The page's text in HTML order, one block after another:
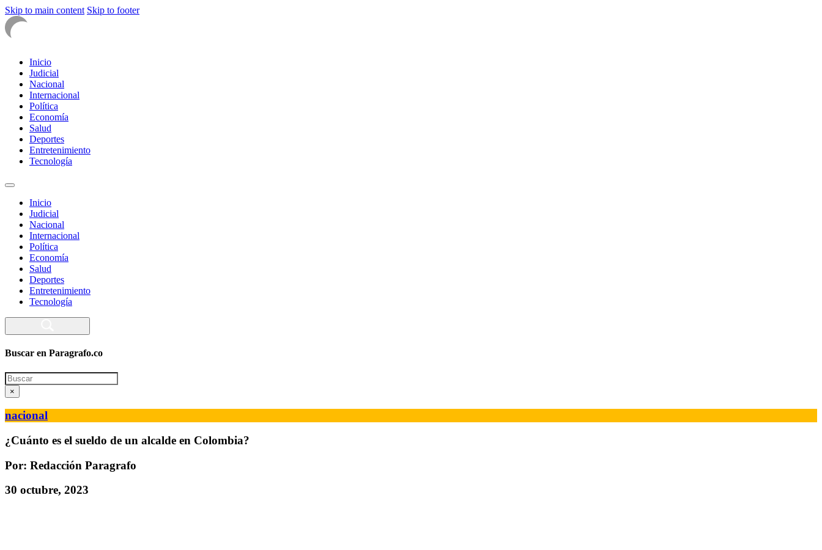
Skip to main content Skip to footer
Inicio
Judicial
Nacional
Internacional
Política
Economía
Salud
Deportes
Entretenimiento
Tecnología
Inicio
Judicial
Nacional
Internacional
Política
Economía
Salud
Deportes
Entretenimiento
Tecnología
Buscar en Paragrafo.co
Search
×
nacional
¿Cuánto es el sueldo de un alcalde en Colombia?
Por: Redacción Paragrafo
30 octubre, 2023